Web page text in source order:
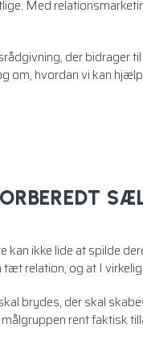
Med
der bidrager
om, hvordan vi kan
ikke lide at spilde
relation, og at I
brydes, der skal
rent faktisk